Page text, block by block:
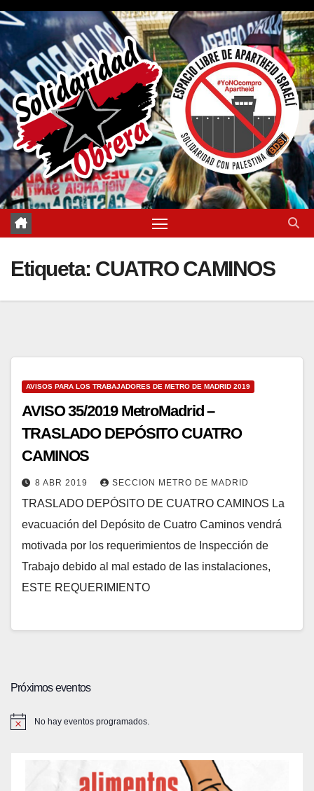
Saltar
contenido
Etiqueta: CUATRO CAMINOS
AVISOS PARA LOS TRABAJADORES DE METRO DE MADRID 2019
AVISO 35/2019 MetroMadrid –
TRASLADO DEPÓSITO CUATRO
CAMINOS
8 ABR 2019 SECCION METRO DE MADRID
TRASLADO DEPÓSITO DE CUATRO CAMINOS La
evacuación del Depósito de Cuatro Caminos vendrá
motivada por los requerimientos de Inspección de
Trabajo debido al mal estado de las instalaciones,
ESTE REQUERIMIENTO
Próximos eventos
No hay eventos programados.